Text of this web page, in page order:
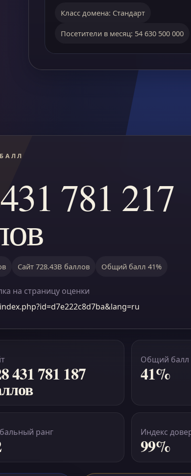
Класс домена: Стандарт
Посетители в месяц: 54 630 500 000
781 217
Сайт 728.43B баллов Общий балл 41%
на страницу оценки
431 781 187
Общий балл
41%
ранг Индекс
99%